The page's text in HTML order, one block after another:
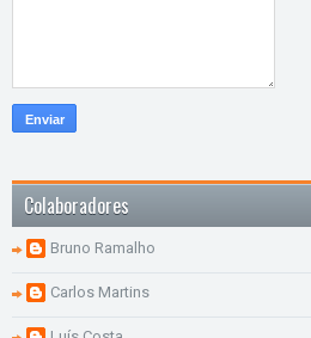
Colaboradores
Bruno Ramalho
Carlos Martins